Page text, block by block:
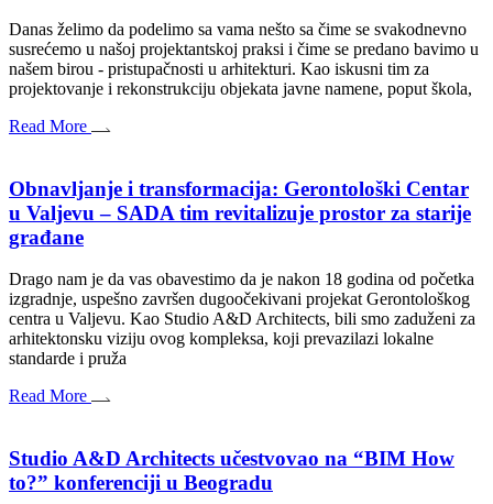
Danas želimo da podelimo sa vama nešto sa čime se svakodnevno
susrećemo u našoj projektantskoj praksi i čime se predano bavimo u
našem birou - pristupačnosti u arhitekturi. Kao iskusni tim za
projektovanje i rekonstrukciju objekata javne namene, poput škola,
Read More
Obnavljanje i transformacija: Gerontološki Centar
u Valjevu – SADA tim revitalizuje prostor za starije
građane
Drago nam je da vas obavestimo da je nakon 18 godina od početka
izgradnje, uspešno završen dugoočekivani projekat Gerontološkog
centra u Valjevu. Kao Studio A&D Architects, bili smo zaduženi za
arhitektonsku viziju ovog kompleksa, koji prevazilazi lokalne
standarde i pruža
Read More
Studio A&D Architects učestvovao na “BIM How
to?” konferenciji u Beogradu